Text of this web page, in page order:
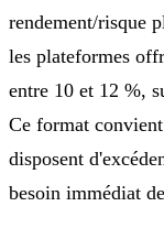
rendement/risque
les plateformes
entre 10 et 12 %,
Ce format
disposent
besoin immédiat